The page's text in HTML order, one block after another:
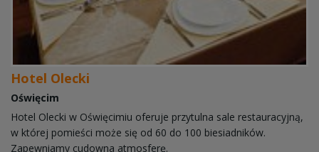
Hotel Olecki
Oświęcim
Hotel Olecki w Oświęcimiu oferuje przytulna sale restauracyjną,
w której pomieści może się od 60 do 100 biesiadników.
Zapewniamy cudowna atmosferę.